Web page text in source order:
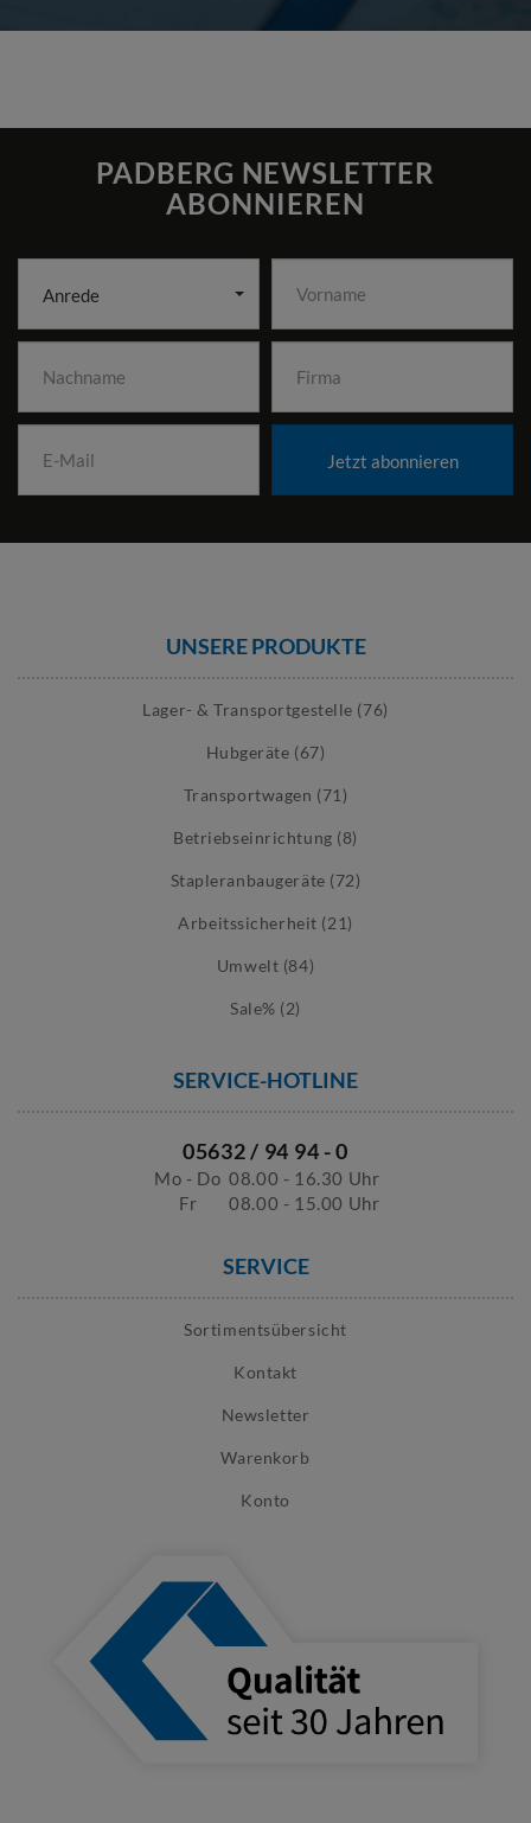
PADBERG NEWSLETTER
ABONNIEREN
Anrede
Jetzt abonnieren
UNSERE PRODUKTE
Lager- & Transportgestelle (76)
Hubgeräte (67)
Transportwagen (71)
Betriebseinrichtung (8)
Stapleranbaugeräte (72)
Arbeitssicherheit (21)
Umwelt (84)
Sale% (2)
SERVICE-HOTLINE
05632 / 94 94 - 0
Mo - Do 08.00 - 16.30 Uhr
Fr
08.00 - 15.00 Uhr
SERVICE
Sortimentsübersicht
Kontakt
Newsletter
Warenkorb
Konto